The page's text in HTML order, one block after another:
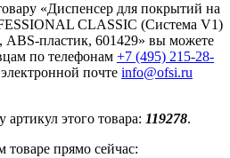
«Диспенсер для покрытий на
CLASSIC (Система V1)
ABS-пластик, 601429» вы можете
по телефонам +7 (495) 215-28-
почте info@ofsi.ru
этого товара: 119278.
товаре прямо сейчас: